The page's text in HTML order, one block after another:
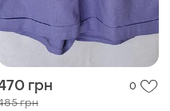
грн 0
грн